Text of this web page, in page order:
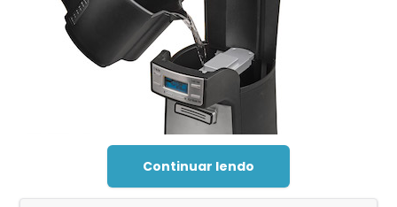
Continuar lendo